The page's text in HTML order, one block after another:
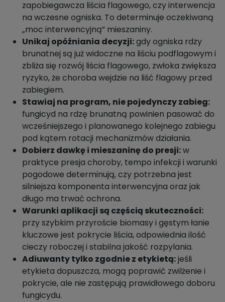
zapobiegawcza liścia flagowego, czy interwencja
na wczesne ogniska. To determinuje oczekiwaną
„moc interwencyjną” mieszaniny.
Unikaj opóźniania decyzji:gdy ogniska rdzy
brunatnej są już widoczne na liściu podflagowym i
zbliża się rozwój liścia flagowego, zwłoka zwiększa
ryzyko, że choroba wejdzie na liść flagowy przed
zabiegiem.
Stawiaj na program, nie pojedynczy zabieg:
fungicyd na rdzę brunatną powinien pasować do
wcześniejszego i planowanego kolejnego zabiegu
pod kątem rotacji mechanizmów działania.
Dobierz dawkę i mieszaninę do presji:w
praktyce presja choroby, tempo infekcji i warunki
pogodowe determinują, czy potrzebna jest
silniejsza komponenta interwencyjna oraz jak
długo ma trwać ochrona.
Warunki aplikacji są częścią skuteczności:
przy szybkim przyroście biomasy i gęstym łanie
kluczowe jest pokrycie liścia, odpowiednia ilość
cieczy roboczej i stabilna jakość rozpylania.
Adiuwanty tylko zgodnie z etykietą:jeśli
etykieta dopuszcza, mogą poprawić zwilżenie i
pokrycie, ale nie zastępują prawidłowego doboru
fungicydu.